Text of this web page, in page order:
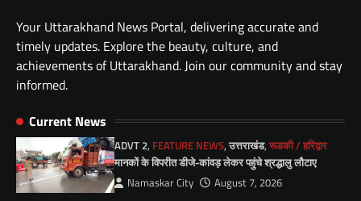
Your Uttarakhand News Portal, delivering accurate and
timely updates. Explore the beauty, culture, and
achievements of Uttarakhand. Join our community and stay
informed.
Current News
ADVT 2, FEATURE NEWS,उत्तराखंड,रूडकी / हरिद्वार
मानकों के विपरीत डीजे-कांवड़ लेकर पहुंचे श्रद्धालु लौटाए
Namaskar City August 7, 2026